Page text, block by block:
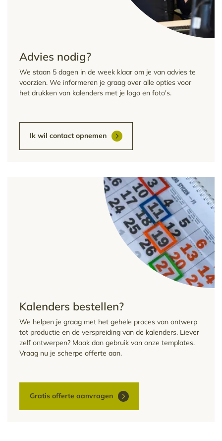
Advies nodig?
We staan 5 dagen in de week klaar om je van advies te
voorzien. We informeren je graag over alle opties voor
het drukken van kalenders met je logo en foto's.
Ik wil contact opnemen
Kalenders bestellen?
We helpen je graag met het gehele proces van ontwerp
tot productie en de verspreiding van de kalenders. Liever
zelf ontwerpen? Maak dan gebruik van onze templates.
Vraag nu je scherpe offerte aan.
Gratis offerte aanvragen